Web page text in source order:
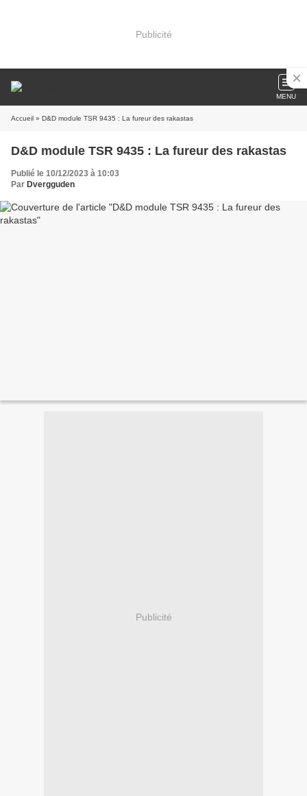
Publicité
MENU
Accueil » D&D module TSR 9435 : La fureur des rakastas
D&D module TSR 9435 : La fureur des rakastas
Publié le 10/12/2023 à 10:03
Par Dvergguden
Publicité